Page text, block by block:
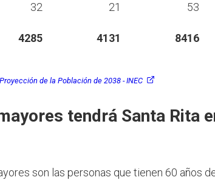
32 21 53
4285 4131 8416
Proyección de la Población de 2038 - INEC
tendrá Santa Rita
son las personas que tienen 60 años